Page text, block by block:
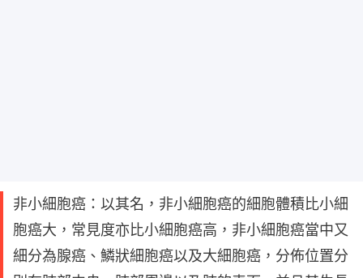
非小細胞癌：以其名，非小細胞癌的細胞體積比小細
胞癌大，常見度亦比小細胞癌高，非小細胞癌當中又
細分為腺癌、鱗狀細胞癌以及大細胞癌，分佈位置分